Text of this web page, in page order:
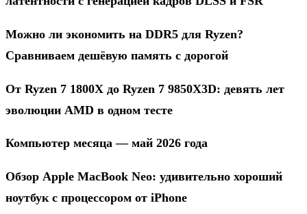
Можно ли экономить на DDR5 для Ryzen?
Сравниваем дешёвую память с дорогой
От Ryzen 7 1800X до Ryzen 7 9850X3D: девять лет
эволюции AMD в одном тесте
Компьютер месяца — май 2026 года
Обзор Apple MacBook Neo: удивительно хороший
ноутбук с процессором от iPhone